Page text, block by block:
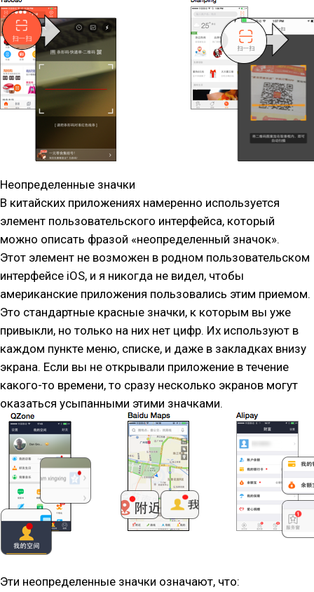
Неопределенные значки
В китайских приложениях намеренно используется
элемент пользовательского интерфейса, который
можно описать фразой «неопределенный значок».
Этот элемент не возможен в родном пользовательском
интерфейсе iOS, и я никогда не видел, чтобы
американские приложения пользовались этим приемом.
Это стандартные красные значки, к которым вы уже
привыкли, но только на них нет цифр. Их используют в
каждом пункте меню, списке, и даже в закладках внизу
экрана. Если вы не открывали приложение в течение
какого-то времени, то сразу несколько экранов могут
оказаться усыпанными этими значками.
Эти неопределенные значки означают, что: